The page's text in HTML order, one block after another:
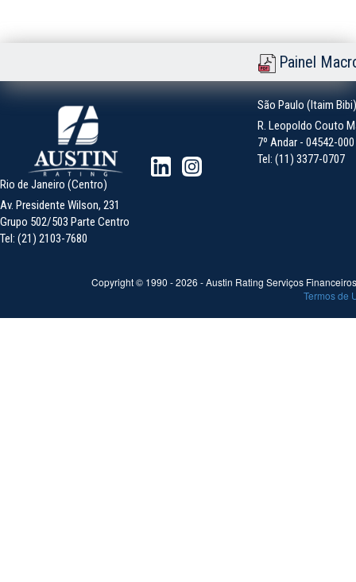
Painel
São Paulo (Itaim Bibi)
R. Leopoldo Couto
7º Andar - 04542-
Tel: (11) 3377-0707
Rio de Janeiro (Centro)
Av. Presidente Wilson, 231
Grupo 502/503 Parte Centro
Tel: (21) 2103-7680
Copyright © 1990 -2026 - Austin Rating Serviços
Termos de